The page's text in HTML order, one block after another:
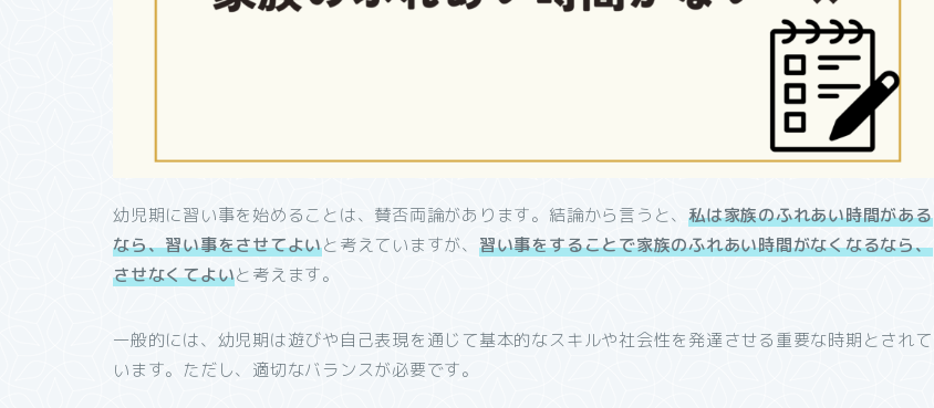
幼児期に習い事を始めることは、賛否両論があります。結論から言うと、私は家族のふれあい時間がある
なら、習い事をさせてよいと考えていますが、 習い事をすることで家族のふれあい時間がなくなるなら、
させなくてよいと考えます。
一般的には、幼児期は遊びや自己表現を通じて基本的なスキルや社会性を発達させる重要な時期とされて
います。ただし、適切なバランスが必要です。